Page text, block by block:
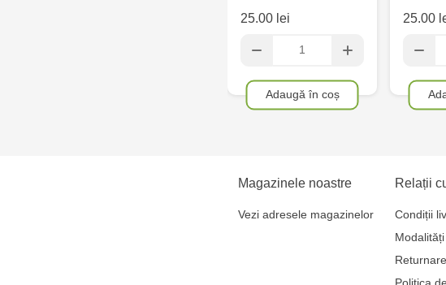
25.00 lei
Adaugă în coș
25.00
Magazinele noastre
Vezi adresele magazinelor
Relații
Condiții
Politica